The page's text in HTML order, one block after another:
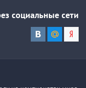
социальные сети